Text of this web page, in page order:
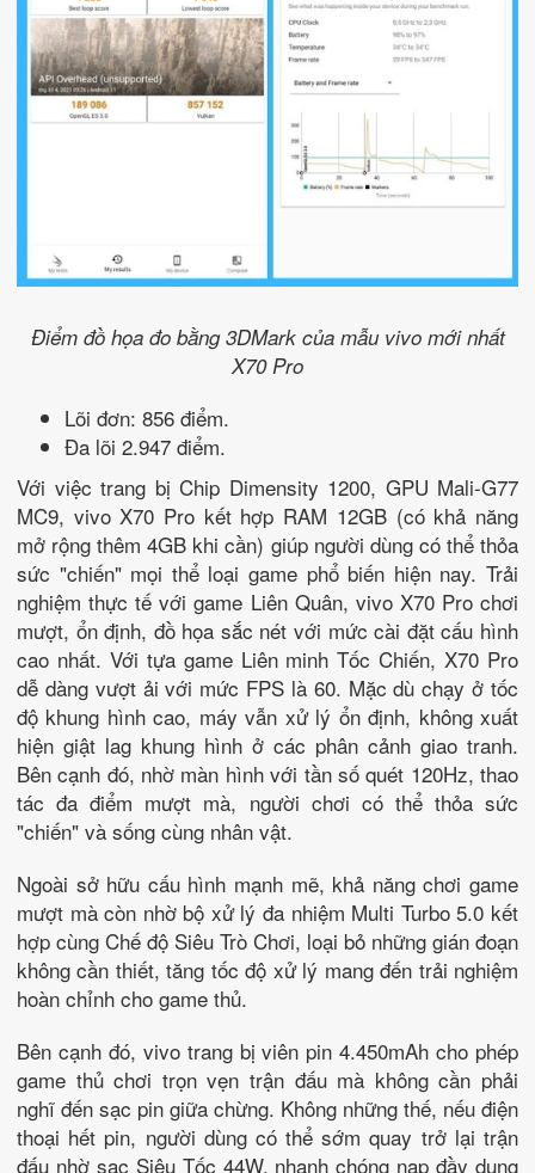
Điểm đồ họa đo bằng 3DMark của mẫu vivo mới nhất
X70 Pro
Lõi đơn: 856 điểm.
Đa lõi 2.947 điểm.
Với việc trang bị Chip Dimensity 1200, GPU Mali-G77
MC9, vivo X70 Pro kết hợp RAM 12GB (có khả năng
mở rộng thêm 4GB khi cần) giúp người dùng có thể thỏa
sức "chiến" mọi thể loại game phổ biến hiện nay. Trải
nghiệm thực tế với game Liên Quân, vivo X70 Pro chơi
mượt, ổn định, đồ họa sắc nét với mức cài đặt cấu hình
cao nhất. Với tựa game Liên minh Tốc Chiến, X70 Pro
dễ dàng vượt ải với mức FPS là 60. Mặc dù chạy ở tốc
độ khung hình cao, máy vẫn xử lý ổn định, không xuất
hiện giật lag khung hình ở các phân cảnh giao tranh.
Bên cạnh đó, nhờ màn hình với tần số quét 120Hz, thao
tác đa điểm mượt mà, người chơi có thể thỏa sức
"chiến" và sống cùng nhân vật.
Ngoài sở hữu cấu hình mạnh mẽ, khả năng chơi game
mượt mà còn nhờ bộ xử lý đa nhiệm Multi Turbo 5.0 kết
hợp cùng Chế độ Siêu Trò Chơi, loại bỏ những gián đoạn
không cần thiết, tăng tốc độ xử lý mang đến trải nghiệm
hoàn chỉnh cho game thủ.
Bên cạnh đó, vivo trang bị viên pin 4.450mAh cho phép
game thủ chơi trọn vẹn trận đấu mà không cần phải
nghĩ đến sạc pin giữa chừng. Không những thế, nếu điện
thoại hết pin, người dùng có thể sớm quay trở lại trận
đấu nhờ sạc Siêu Tốc 44W, nhanh chóng nạp đầy dung